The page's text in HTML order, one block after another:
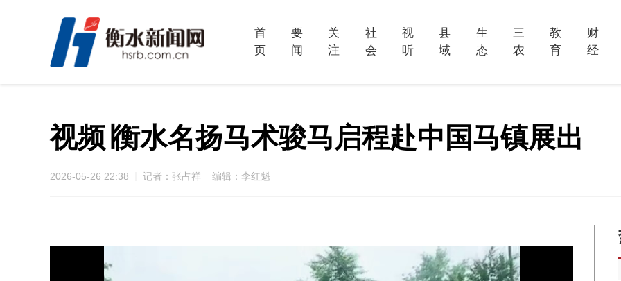
首
页
要
闻
关
注
社
会
视
听
县
域
生
态
三
农
教
育
财
经
视频∣衡水名扬马术骏马启程赴中国马镇展出
2026-05-26 22:38 记者：张占祥 编辑：李红魁